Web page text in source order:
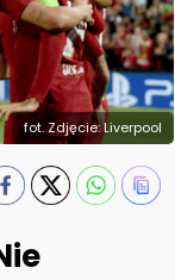
fot. Zdjęcie: Liverpool